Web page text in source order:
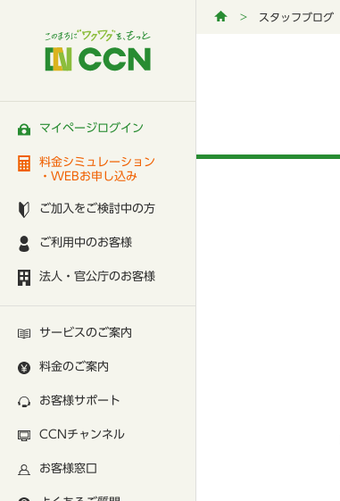
マイページログイン
料金シミュレーション
・WEBお申し込み
ご加入をご検討中の方
ご利用中のお客様
法人・官公庁のお客様
サービスのご案内
料金のご案内
お客様サポート
CCNチャンネル
お客様窓口
スタッフブログ